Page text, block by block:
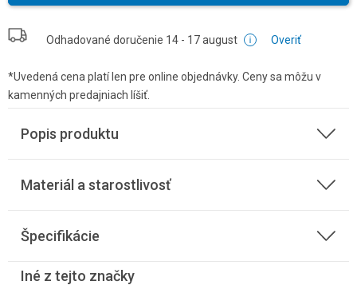
Odhadované doručenie 14 - 17 august Overiť
*Uvedená cena platí len pre online objednávky. Ceny sa môžu v
kamenných predajniach líšiť.
Popis produktu
Materiál a starostlivosť
Špecifikácie
Iné z tejto značky